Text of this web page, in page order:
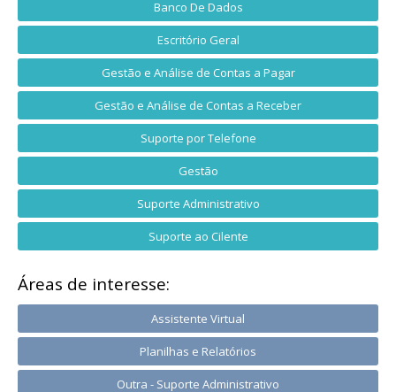
Banco De Dados
Escritório Geral
Gestão e Análise de Contas a Pagar
Gestão e Análise de Contas a Receber
Suporte por Telefone
Gestão
Suporte Administrativo
Suporte ao Cilente
Áreas de interesse:
Assistente Virtual
Planilhas e Relatórios
Outra - Suporte Administrativo